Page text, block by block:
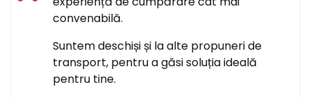
convenabilă.
Suntem deschiși și la alte propuneri de
transport, pentru a găsi soluția ideală
pentru tine.